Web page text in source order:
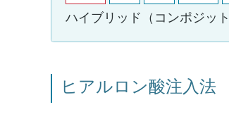
ハイブリッド（コンポジッ
ヒアルロン酸注入法